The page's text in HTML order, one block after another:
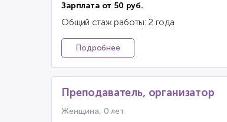
Зарплата от 50 руб.
Общий стаж работы: 2 года
Подробнее
Преподаватель, организатор
Женщина, 0 лет